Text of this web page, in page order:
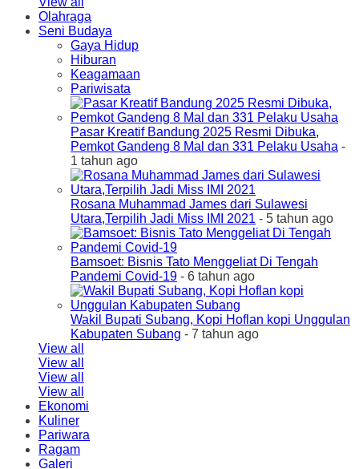
Olahraga
Seni Budaya
Gaya Hidup
Hiburan
Keagamaan
Pariwisata
Pasar Kreatif Bandung 2025 Resmi Dibuka,
Pemkot Gandeng 8 Mal dan 331 Pelaku Usaha -
1 tahun ago
Rosana Muhammad James dari Sulawesi
Utara,Terpilih Jadi Miss IMI 2021 - 5 tahun ago
Bamsoet: Bisnis Tato Menggeliat Di Tengah
Pandemi Covid-19 - 6 tahun ago
Wakil Bupati Subang, Kopi Hoflan kopi Unggulan
Kabupaten Subang - 7 tahun ago
View all
View all
View all
View all
Ekonomi
Kuliner
Pariwara
Ragam
Galeri